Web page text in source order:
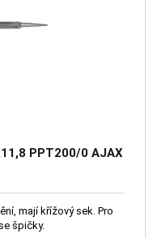
PPT200/0 AJAX
mají křížový sek. Pro
špičky.